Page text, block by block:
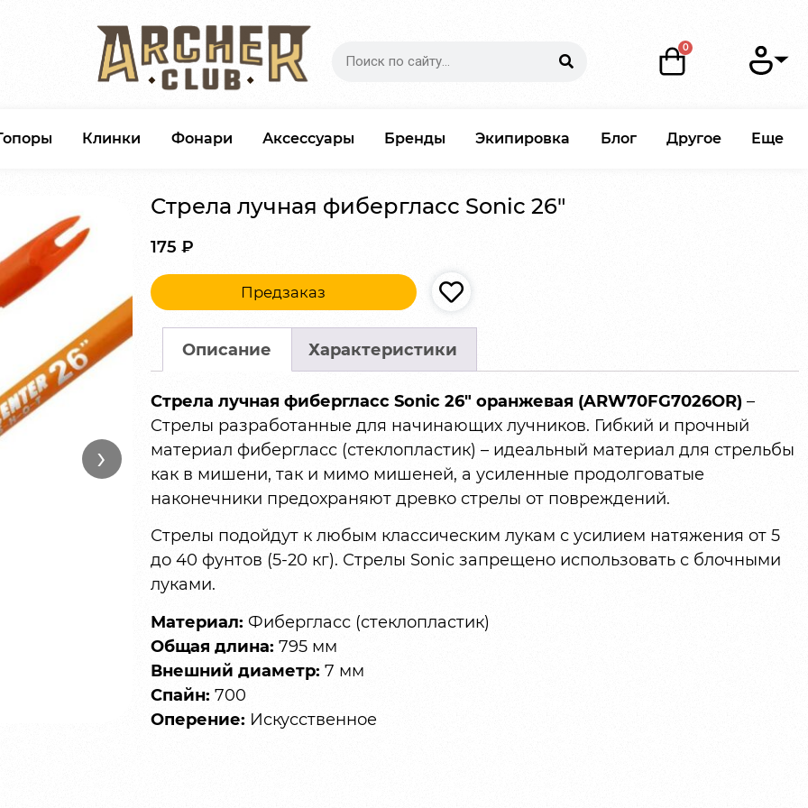
Клинки Фонари Аксессуары Бренды Экипировка Блог Другое Еще
›
Стрела лучная фибергласс Sonic 26″
175 ₽
Предзаказ
Описание Характеристики
Стрела лучная фибергласс Sonic 26″ оранжевая (ARW70FG7026OR)–
Cтрелы разработанные для начинающих лучников. Гибкий и прочный
материал фибергласс (стеклопластик) – идеальный материал для стрельбы
как в мишени, так и мимо мишеней, а усиленные продолговатые
наконечники предохраняют древко стрелы от повреждений.
Стрелы подойдут к любым классическим лукам с усилием натяжения от 5
до 40 фунтов (5-20 кг). Стрелы Sonic запрещено использовать с блочными
луками.
Материал: Фибергласс (стеклопластик)
Общая длина: 795 мм
Внешний диаметр: 7 мм
Спайн: 700
Оперение: Искусственное